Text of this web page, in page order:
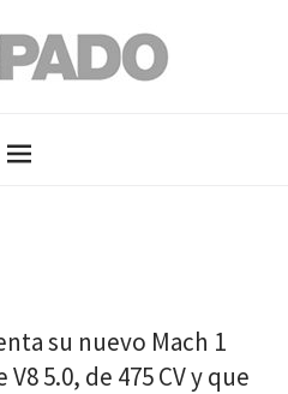
su nuevo Mach 1
5.0, de 475 CV y que